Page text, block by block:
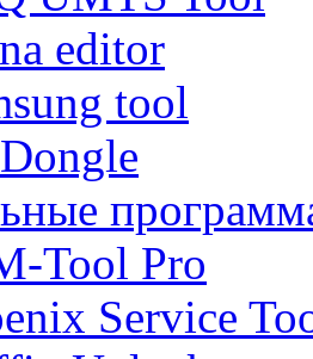
editor
tool
Tool Pro
Service